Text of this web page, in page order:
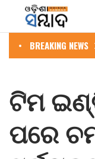
BREAKING NEWS
ଟିମ
ପରେ